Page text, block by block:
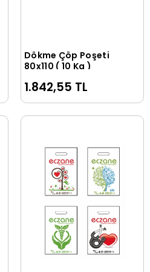
Sepete Ekle
Dökme Çöp Poşeti
80x110 ( 10 Kg )
1.842,55 TL